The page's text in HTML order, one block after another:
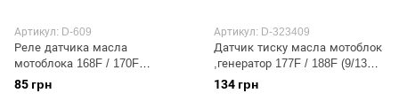
Артикул: D-609
Реле датчика масла
мотоблока 168F / 170F
(6,5/7Hp) DIGGER
85 грн
Артикул: D-323409
Датчик тиску масла мотоблок
,генератор 177F / 188F (9/13Hp)
BEST
134 грн